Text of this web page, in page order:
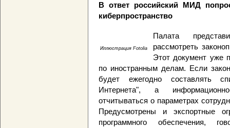
В ответ российский МИД
киберпространство
Иллюстрация Fotolia
Палата
рассмотреть
Этот документ уже
по иностранным делам. Если
будет ежегодно составлять
Интернета", а
отчитываться о параметрах
Предусмотрены и экспортные
программного обеспечения,